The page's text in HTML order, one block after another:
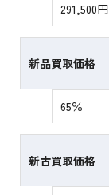
291,500円
新品買取価格
65％
新古買取価格